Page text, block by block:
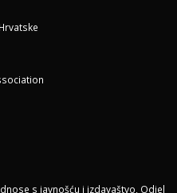
s javnošću i izdavaštvo, Odjel